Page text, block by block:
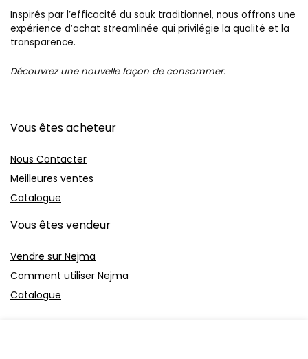
Inspirés par l’efficacité du souk traditionnel, nous offrons une
expérience d’achat streamlinée qui privilégie la qualité et la
transparence.
Découvrez une nouvelle façon de consommer.
Vous êtes acheteur
Nous Contacter
Meilleures ventes
Catalogue
Vous êtes vendeur
Vendre sur Nejma
Comment utiliser Nejma
Catalogue